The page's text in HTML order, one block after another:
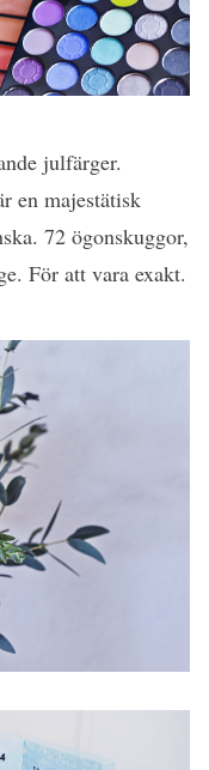
julfärger.
en majestätisk
72 ögonskuggor,
För att vara exakt.